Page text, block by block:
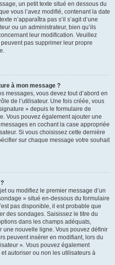
un petit texte situé en dessous du
vous l’avez modifié, contenant la date
n’apparaîtra pas s’il s’agit d’une
ou un administrateur, bien qu’ils
leur modification. Veuillez
pas supprimer leur propre
à mon message ?
messages, vous devez tout d’abord en
de l’utilisateur. Une fois créée, vous
» depuis le formulaire de
Vous pouvez également ajouter une
en cochant la case appropriée
Si vous choisissez cette dernière
sur chaque message votre souhait
ou modifiez le premier message d’un
» situé en-dessous du formulaire
pas disponible, il est probable que
des sondages. Saisissez le titre du
dans les champs adéquats,
une nouvelle ligne. Vous pouvez définir
peuvent insérer en modifiant, lors du
». Vous pouvez également
autoriser ou non les utilisateurs à